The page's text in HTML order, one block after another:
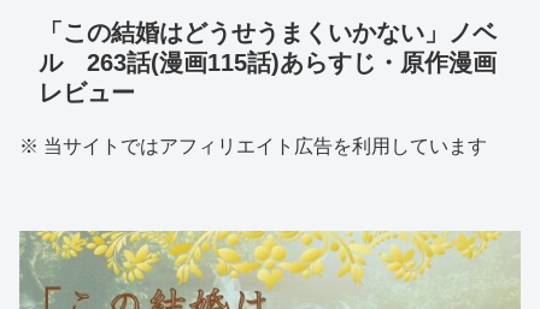
「この結婚はどうせうまくいかない」ノベ
ル 263話(漫画115話)あらすじ・原作漫画
レビュー
※ 当サイトではアフィリエイト広告を利用しています